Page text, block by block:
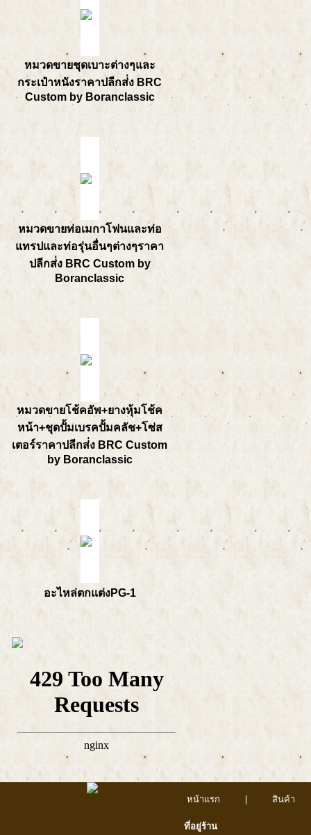
หมวดขายชุดเบาะต่างๆและ
กระเป๋าหนังราคาปลีกส่่ง BRC
Custom by Boranclassic
หมวดขายท่อเมกาโฟนและท่อ
แทรปและท่อรุ่นอื่นๆต่างๆราคา
ปลีกส่่ง BRC Custom by
Boranclassic
หมวดขายโช้คอัพ+ยางหุ้มโช้ค
หน้า+ชุดปั้มเบรคปั้มคลัช+โซ่ส
เตอร์ราคาปลีกส่่ง BRC Custom
by Boranclassic
อะไหล่ตกแต่งPG-1
หน้าแรก สินค้า
ที่อยู่ร้าน